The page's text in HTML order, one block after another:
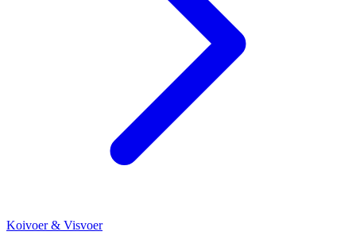
Koivoer & Visvoer